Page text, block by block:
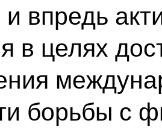
и впредь
в целях
борьбы с